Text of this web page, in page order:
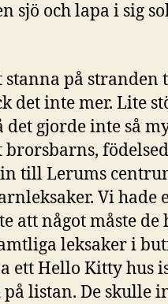
sjö och lapa i sig
stanna på stranden
det inte mer. Lite
gjorde inte så
till Lerums
Vi hade
att något måste de
leksaker i
ett Hello Kitty hus
listan. De skulle